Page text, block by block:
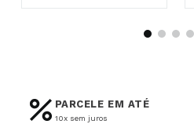
PARCELE EM ATÉ
10x sem juros